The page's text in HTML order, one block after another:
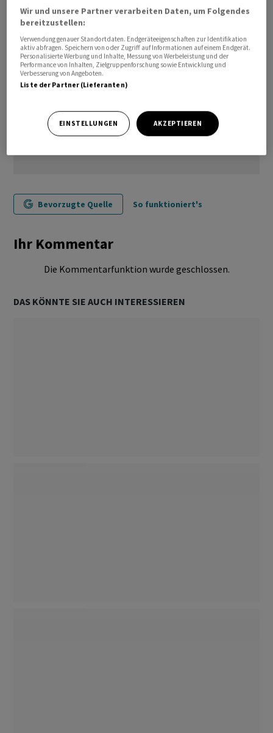
Bevorzugte Quelle So funktioniert's
Ihr Kommentar
Die Kommentarfunktion wurde geschlossen.
DAS KÖNNTE SIE AUCH INTERESSIEREN
Wir und unsere Partner verarbeiten Daten, um Folgendes
bereitzustellen:
Verwendung genauer Standortdaten. Endgeräteeigenschaften zur Identifikation
aktiv abfragen. Speichern von oder Zugriff auf Informationen auf einem Endgerät.
Personalisierte Werbung und Inhalte, Messung von Werbeleistung und der
Performance von Inhalten, Zielgruppenforschung sowie Entwicklung und
Verbesserung von Angeboten.
Liste der Partner (Lieferanten)
EINSTELLUNGEN AKZEPTIEREN